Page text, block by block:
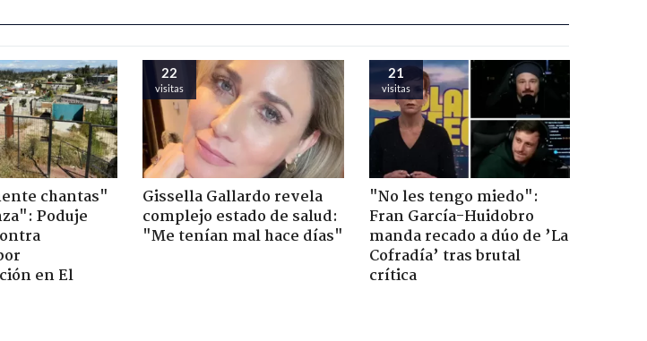
chantas"
Poduje
en El
22
visitas
Gissella Gallardo revela
complejo estado de salud:
"Me tenían mal hace días"
21
visitas
"No les tengo miedo":
Fran García-Huidobro
manda recado a dúo de ’La
Cofradía’ tras brutal
crítica